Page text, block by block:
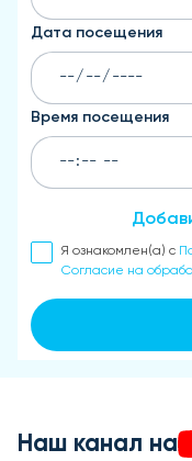
Дата посещения
Время посещения
Я ознакомлен(а) с
Согласие на
Наш канал на